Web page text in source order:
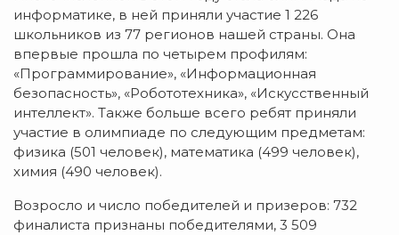
информатике, в ней приняли участие 1 226
школьников из 77 регионов нашей страны. Она
впервые прошла по четырем профилям:
«Программирование», «Информационная
безопасность», «Робототехника», «Искусственный
интеллект». Также больше всего ребят приняли
участие в олимпиаде по следующим предметам:
физика (501 человек), математика (499 человек),
химия (490 человек).
Возросло и число победителей и призеров: 732
финалиста признаны победителями, 3 509